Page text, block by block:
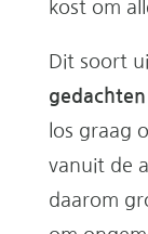
kost om
Dit soort
los graag
vanuit de
daarom